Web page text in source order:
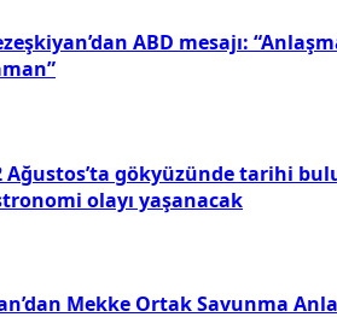
ABD mesajı:
Ağustos’ta gökyüzünde tarihi
olayı yaşanacak
Mekke Ortak Savunma